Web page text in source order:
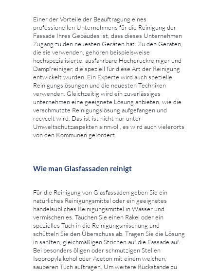
Einer der Vorteile der Beauftragung eines
professionellen Unternehmens für die Reinigung der
Fassade Ihres Gebäudes ist, dass dieses Unternehmen
Zugang zu den neuesten Geräten hat. Zu den Geräten,
die sie verwenden, gehören beispielsweise
hochspezialisierte, ausfahrbare Hochdruckreiniger und
Dampfreiniger, die speziell für diese Art der Reinigung
entwickelt wurden. Ein Experte wird auch spezielle
Reinigungslösungen und die neuesten Techniken
verwenden. Gleichzeitig wird ein zuverlässiges
unternehmen eine geeignete Lösung anbieten, wie die
verschmutzte Reinigungslösung aufgefangen und
recycelt wird. Das ist ist nicht nur unter
Umweltschutzaspekten sinnvoll, es wird auch vielerorts
von den Kommunen gefordert.
Wie man Glasfassaden reinigt
Für die Reinigung von Glasfassaden geben Sie ein
natürliches Reinigungsmittel oder ein geeignetes
handelsübliches Reinigungsmittel in Wasser und
vermischen es. Tauchen Sie einen Rakel oder ein
spezielles Tuch in die Reinigungsmischung und
schütteln Sie den Überschuss ab. Tragen Sie die Lösung
in sanften, gleichmäßigen Strichen auf die Fassade auf.
Bei besonders öligen oder schmutzigen Stellen
Isopropylalkohol oder Aceton mit einem weichen,
sauberen Tuch auftragen. Um weitere Rückstände zu